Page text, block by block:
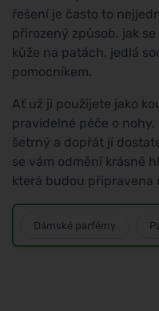
řešení je často to
přirozený způsob, jak
kůže na patách, jedlá
pomocníkem.
Ať už ji použijete jako
pravidelné péče o
šetrný a dopřát jí
se vám odmění krásně
která budou připravena
Dámské parfémy